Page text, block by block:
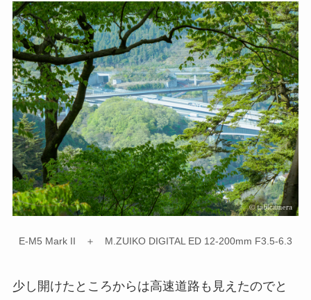
E-M5 Mark II ＋ M.ZUIKO DIGITAL ED 12-200mm F3.5-6.3
少し開けたところからは高速道路も見えたのでと